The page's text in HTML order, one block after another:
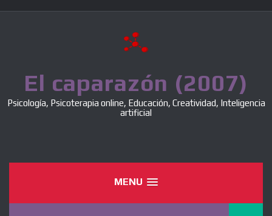
El caparazón (2007)
Psicología, Psicoterapia online, Educación, Creatividad, Inteligencia
artificial
MENU